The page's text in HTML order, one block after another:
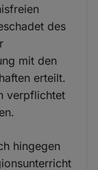
des
mit den
erteilt.
verpflichtet
hingegen